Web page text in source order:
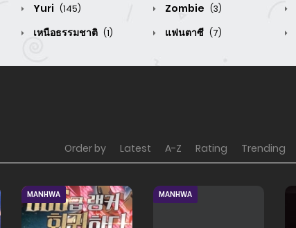
Yuri (145) Zombie (3)
เหนือธรรมชาติ (1) แฟนตาซี (7)
Order by Latest A-Z Rating Trending
MANHWA MANHWA